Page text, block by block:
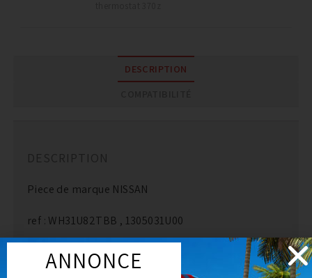
DESCRIPTION
DESCRIPTION
Piece de marque NISSAN
ref : WH31U82TBB , 1305031U00
ANNONCE